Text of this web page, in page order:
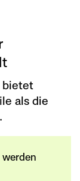
bietet
als die